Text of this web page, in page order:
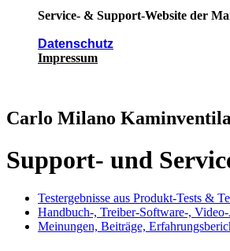
Service- & Support-Website der
Datenschutz
Impressum
Carlo Milano
Support- und
Testergebnisse aus Produkt-Tests &
Handbuch-, Treiber-Software-,
Meinungen, Beiträge,